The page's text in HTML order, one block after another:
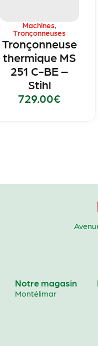
Machines,
Tronçonneuses
Tronçonneuse
thermique MS
251 C-BE –
Stihl
729.00€
Notre magasin
Montélimar